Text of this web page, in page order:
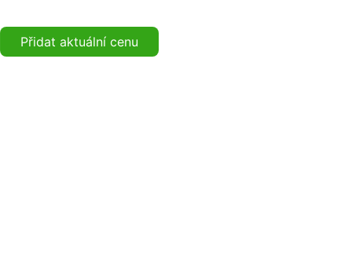
Přidat aktuální cenu